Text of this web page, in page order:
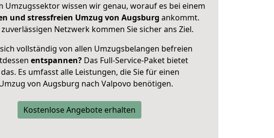
Umzugssektor wissen wir genau, worauf es bei einem
und stressfreien Umzug von Augsburg ankommt.
Netzwerk kommen Sie sicher ans Ziel.
vollständig von allen Umzugsbelangen befreien
entspannen? Das Full-Service-Paket bietet
Es umfasst alle Leistungen, die Sie für einen
von Augsburg nach Valpovo benötigen.
Kostenlose Angebote erhalten